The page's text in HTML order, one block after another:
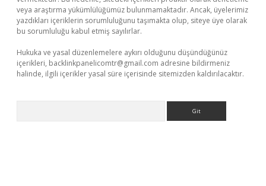
veya araştırma yükümlülüğümüz bulunmamaktadır. Ancak, üyelerimiz
yazdıkları içeriklerin sorumluluğunu taşımakta olup, siteye üye olarak
bu sorumluluğu kabul etmiş sayılırlar.
Hukuka ve yasal düzenlemelere aykırı olduğunu düşündüğünüz
içerikleri, backlinkpanelicomtr@gmail.com adresine bildirmeniz
halinde, ilgili içerikler yasal süre içerisinde sitemizden kaldırılacaktır.